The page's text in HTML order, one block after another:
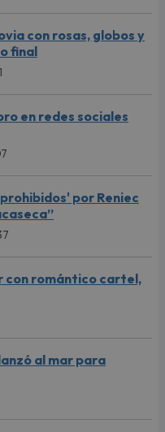
con rosas, globos y
final
en redes sociales
por Reniec
con romántico cartel,
al mar para